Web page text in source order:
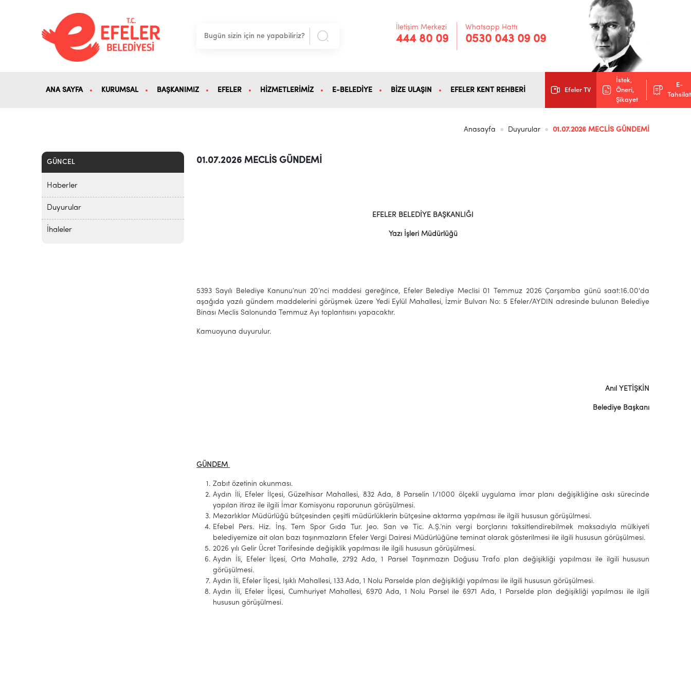
İletişim Merkezi
444 80 09
Whatsapp Hattı
0530 043 09 09
ANA SAYFA KURUMSAL BAŞKANIMIZ EFELER HİZMETLERİMİZ E-BELEDİYE BİZE ULAŞIN EFELER KENT REHBERİ Efeler TV
İstek,
Öneri,
Şikayet
E-
Tahsilat
Anasayfa Duyurular 01.07.2026 MECLİS GÜNDEMİ
GÜNCEL
Haberler
Duyurular
İhaleler
01.07.2026 MECLİS GÜNDEMİ
EFELER BELEDİYE BAŞKANLIĞI
Yazı İşleri Müdürlüğü
5393 Sayılı Belediye Kanunu’nun 20’nci maddesi gereğince, Efeler Belediye Meclisi 01 Temmuz 2026 Çarşamba günü saat:16.00'da
aşağıda yazılı gündem maddelerini görüşmek üzere Yedi Eylül Mahallesi, İzmir Bulvarı No: 5 Efeler/AYDIN adresinde bulunan Belediye
Binası Meclis Salonunda Temmuz Ayı toplantısını yapacaktır.
Kamuoyuna duyurulur.
Anıl YETİŞKİN
Belediye Başkanı
GÜNDEM
Zabıt özetinin okunması.
Aydın İli, Efeler İlçesi, Güzelhisar Mahallesi, 832 Ada, 8 Parselin 1/1000 ölçekli uygulama imar planı değişikliğine askı sürecinde
yapılan itiraz ile ilgili İmar Komisyonu raporunun görüşülmesi.
Mezarlıklar Müdürlüğü bütçesinden çeşitli müdürlüklerin bütçesine aktarma yapılması ile ilgili hususun görüşülmesi.
Efebel Pers. Hiz. İnş. Tem Spor Gıda Tur. Jeo. San ve Tic. A.Ş.’nin vergi borçlarını taksitlendirebilmek maksadıyla mülkiyeti
belediyemize ait olan bazı taşınmazların Efeler Vergi Dairesi Müdürlüğüne teminat olarak gösterilmesi ile ilgili hususun görüşülmesi.
2026 yılı Gelir Ücret Tarifesinde değişiklik yapılması ile ilgili hususun görüşülmesi.
Aydın İli, Efeler İlçesi, Orta Mahalle, 2792 Ada, 1 Parsel Taşınmazın Doğusu Trafo plan değişikliği yapılması ile ilgili hususun
görüşülmesi.
Aydın İli, Efeler İlçesi, Işıklı Mahallesi, 133 Ada, 1 Nolu Parselde plan değişikliği yapılması ile ilgili hususun görüşülmesi.
Aydın İli, Efeler İlçesi, Cumhuriyet Mahallesi, 6970 Ada, 1 Nolu Parsel ile 6971 Ada, 1 Parselde plan değişikliği yapılması ile ilgili
hususun görüşülmesi.